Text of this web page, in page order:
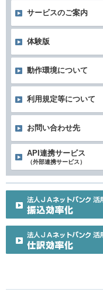
サービスのご案内
体験版
動作環境について
利用規定等について
お問い合わせ先
API連携サービス
（外部連携サービス）